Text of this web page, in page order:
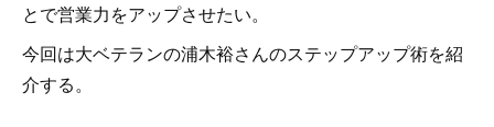
とで営業力をアップさせたい。
今回は大ベテランの浦木裕さんのステップアップ術を紹
介する。